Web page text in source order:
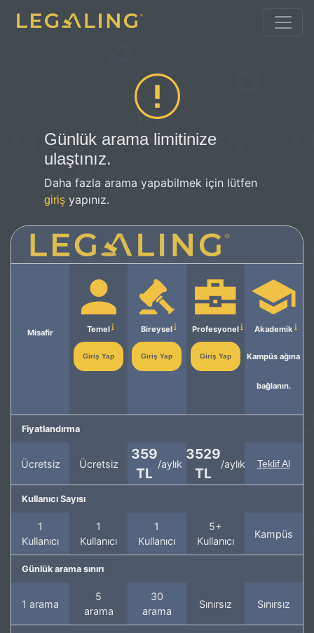
Günlük arama limitinize
ulaştınız.
Daha fazla arama yapabilmek için lütfen
giriş yapınız.
Misafir Temel
Giriş Yap
Bireysel
Giriş Yap
Profesyonel
Giriş Yap
Akademik
Kampüs ağına
bağlanın.
Fiyatlandırma
Ücretsiz Ücretsiz
359
TL
/aylık
3529
TL
/aylık Teklif Al
Kullanıcı Sayısı
1
Kullanıcı
1
Kullanıcı
1
Kullanıcı
5+
Kullanıcı
Kampüs
Günlük arama sınırı
1 arama
5
arama
30
arama
Sınırsız Sınırsız